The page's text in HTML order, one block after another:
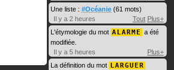
Une liste : #Océanie (61 mots)
Il y a 2 heures
Tout Plus+
L'étymologie du mot ALARME a été
modifiée.
Il y a 5 heures
Plus+
La définition du mot LARGUER